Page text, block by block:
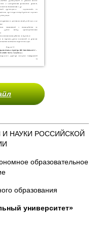
НАУКИ РОССИЙСКОЙ
образовательное
образования
университет»